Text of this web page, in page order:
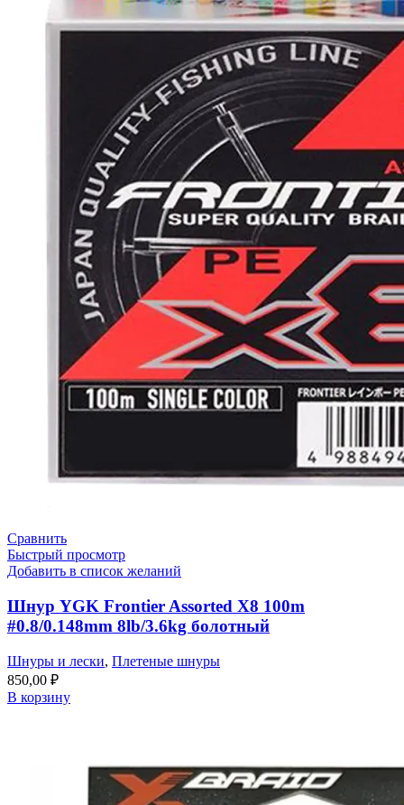
Сравнить
Быстрый просмотр
Добавить в список желаний
Шнур YGK Frontier Assorted X8 100m
#0.8/0.148mm 8lb/3.6kg болотный
Шнуры и лески, Плетеные шнуры
850,00 ₽
В корзину